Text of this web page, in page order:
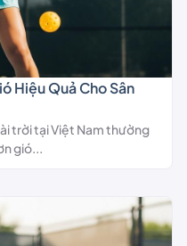
Hiệu Quả Cho Sân
trời tại Việt Nam thường
gió...